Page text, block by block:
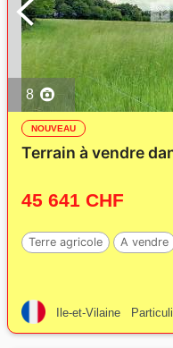
8
NOUVEAU
Terrain à vendre
45 641 CHF
Terre agricole A vendre
Ile-et-Vilaine